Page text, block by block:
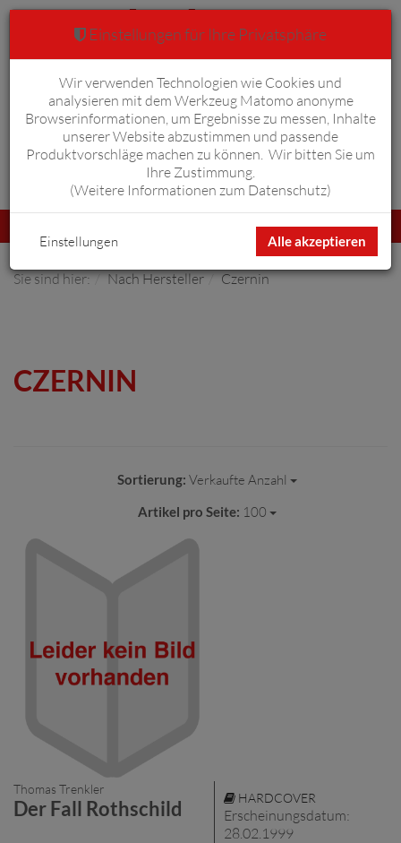
Anmelden Warenkorb 0
umschalten
Sie sind hier: Nach Hersteller Czernin
CZERNIN
Sortierung: Verkaufte Anzahl
Artikel pro Seite: 100
Thomas Trenkler
Der Fall Rothschild HARDCOVER
Erscheinungsdatum:
28.02.1999
Einstellungen für Ihre Privatsphäre
Wir verwenden Technologien wie Cookies und
analysieren mit dem Werkzeug Matomo anonyme
Browserinformationen, um Ergebnisse zu messen, Inhalte
unserer Website abzustimmen und passende
Produktvorschläge machen zu können. Wir bitten Sie um
Ihre Zustimmung.
(Weitere Informationen zum Datenschutz)
Alle akzeptieren
Einstellungen